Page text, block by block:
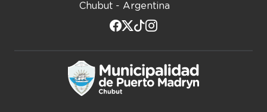
Chubut - Argentina